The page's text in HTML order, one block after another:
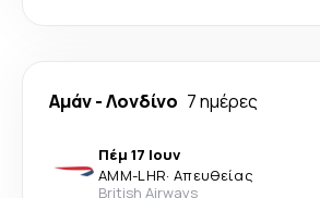
Αμάν-Λονδίνο 7 ημέρες
Πέμ 17 Ιουν
AMM-LHR· Απευθείας
British Airways